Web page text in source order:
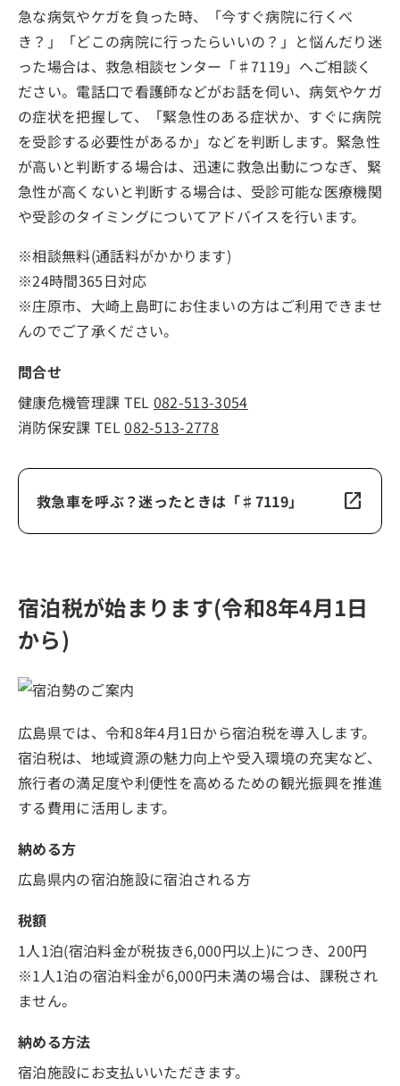
「私の経歴大丈夫かなあ」そんな悩みを無料で
専門のキャリアカウンセラーに相談してみませ
んか？
あなたの「働き出す力」を引き出し、「職場定
着するまで」全面的にバックアップします！
事件事故は110番！相談電話は「♯9110」
広島の森づくりについて知るなら「ひろしまの
森づくりネット」で検索
に意思疎通に係る施策の推進に関する条例」及
び「広島県手話言語条例」の制定について
県警音楽隊 演奏会のお知らせについて
急な病気やケガを負った時、「今すぐ病院に行くべ
き？」「どこの病院に行ったらいいの？」と悩んだり迷
った場合は、救急相談センター「♯7119」へご相談く
ださい。電話口で看護師などがお話を伺い、病気やケガ
の症状を把握して、「緊急性のある症状か、すぐに病院
を受診する必要性があるか」などを判断します。緊急性
が高いと判断する場合は、迅速に救急出動につなぎ、緊
急性が高くないと判断する場合は、受診可能な医療機関
や受診のタイミングについてアドバイスを行います。
※相談無料(通話料がかかります)
※24時間365日対応
※庄原市、大崎上島町にお住まいの方はご利用できませ
んのでご了承ください。
問合せ
健康危機管理課 TEL 082-513-3054
消防保安課 TEL082-513-2778
救急車を呼ぶ？迷ったときは「♯7119」 open_in_new
宿泊税が始まります(令和8年4月1日
から)
広島県では、令和8年4月1日から宿泊税を導入します。
宿泊税は、地域資源の魅力向上や受入環境の充実など、
旅行者の満足度や利便性を高めるための観光振興を推進
する費用に活用します。
納める方
広島県内の宿泊施設に宿泊される方
税額
1人1泊(宿泊料金が税抜き6,000円以上)につき、200円
※1人1泊の宿泊料金が6,000円未満の場合は、課税され
ません。
納める方法
宿泊施設にお支払いいただきます。